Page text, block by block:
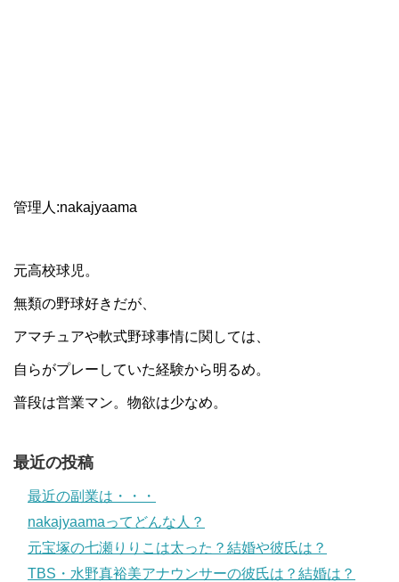
管理人:nakajyaama
元高校球児。
無類の野球好きだが、
アマチュアや軟式野球事情に関しては、
自らがプレーしていた経験から明るめ。
普段は営業マン。物欲は少なめ。
最近の投稿
最近の副業は・・・
nakajyaamaってどんな人？
元宝塚の七瀬りりこは太った？結婚や彼氏は？
TBS・水野真裕美アナウンサーの彼氏は？結婚は？